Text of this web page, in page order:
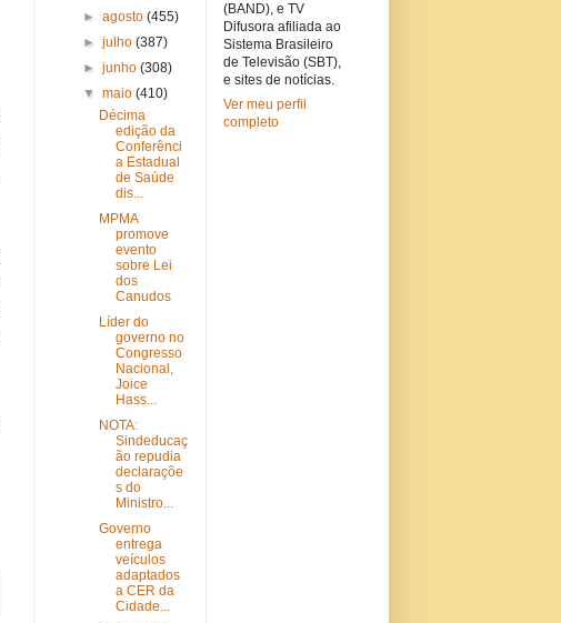
► agosto (455)
► julho (387)
► junho (308)
▼ maio (410)
Décima
edição da
Conferênci
a Estadual
de Saúde
dis...
MPMA
promove
evento
sobre Lei
dos
Canudos
Líder do
governo no
Congresso
Nacional,
Joice
Hass...
NOTA:
Sindeducaç
ão repudia
declaraçõe
s do
Ministro...
Governo
entrega
veículos
adaptados
a CER da
Cidade...
(BAND), e TV
Difusora afiliada ao
Sistema Brasileiro
de Televisão (SBT),
e sites de notícias.
Ver meu perfil
completo